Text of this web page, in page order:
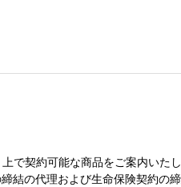
で契約可能な商品をご案内いたし
結の代理および生命保険契約の締